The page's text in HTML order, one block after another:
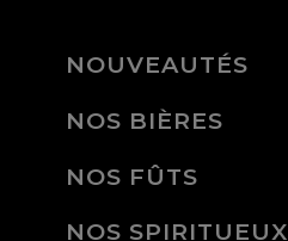
NOUVEAUTÉS
NOS BIÈRES
NOS FÛTS
NOS SPIRITUEUX